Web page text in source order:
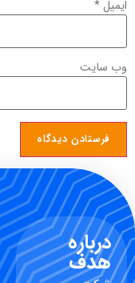
ایمیل*
وب‌ سایت
درباره
هدف